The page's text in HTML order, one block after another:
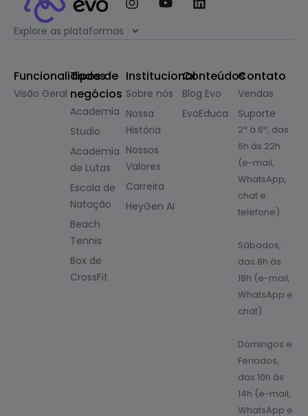
Explore as plataformas
Funcionalidades
Visão Geral
Tipos de
negócios
Academia
Studio
Academia
de Lutas
Escola de
Natação
Beach
Tennis
Box de
CrossFit
Institucional
Sobre nós
Nossa
História
Nossos
Valores
Carreira
HeyGen AI
Conteúdos
Blog Evo
EvoEduca
Contato
Vendas
Suporte
2ª à 6ª, das
6h às 22h
(e-mail,
WhatsApp,
chat e
telefone)
Sábados,
das 8h às
18h (e-mail,
WhatsApp e
chat)
Domingos e
Feriados,
das 10h às
14h (e-mail,
WhatsApp e